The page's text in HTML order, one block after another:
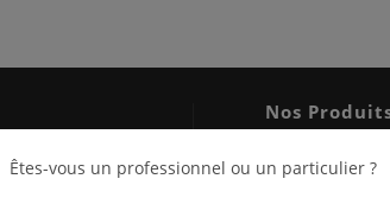
Nos
Mini-Pelles à
Êtes-vous un professionnel ou un particulier ?